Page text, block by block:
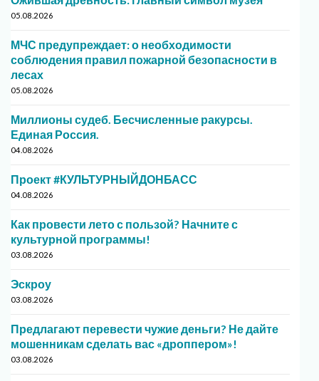
05.08.2026
МЧС предупреждает: о необходимости
соблюдения правил пожарной безопасности в
лесах
05.08.2026
Миллионы судеб. Бесчисленные ракурсы.
Единая Россия.
04.08.2026
Проект #КУЛЬТУРНЫЙДОНБАСС
04.08.2026
Как провести лето с пользой? Начните с
культурной программы!
03.08.2026
Эскроу
03.08.2026
Предлагают перевести чужие деньги? Не дайте
мошенникам сделать вас «дроппером»!
03.08.2026